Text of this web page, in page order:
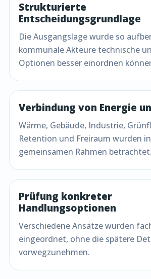
Strukturierte
Entscheidungsgrundlage
Die Ausgangslage wurde so
kommunale Akteure technische
Optionen besser einordnen
Verbindung von Energie
Wärme, Gebäude, Industrie,
Retention und Freiraum wurden
gemeinsamen Rahmen betrachtet.
Prüfung konkreter
Handlungsoptionen
Verschiedene Ansätze wurden
eingeordnet, ohne die spätere
vorwegzunehmen.